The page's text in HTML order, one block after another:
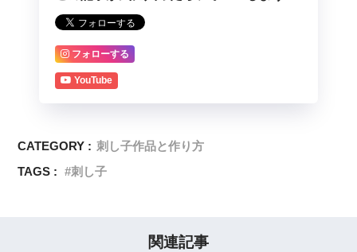
フォローする
YouTube
CATEGORY : 刺し子作品と作り方
TAGS :
刺し子
関連記事